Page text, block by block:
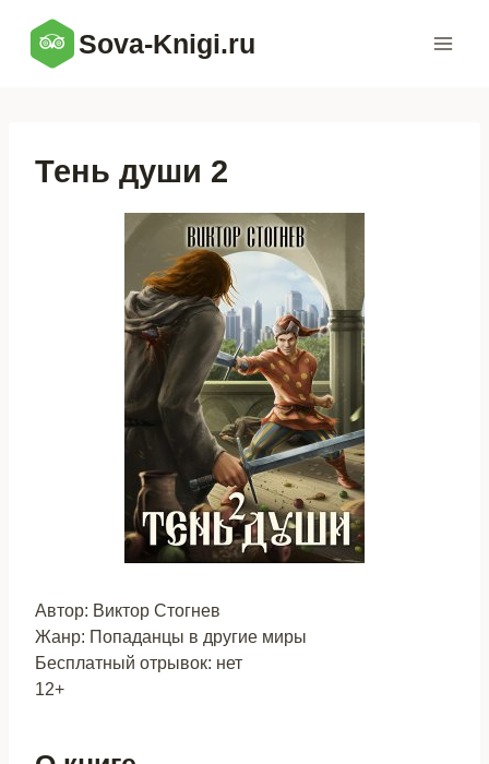
содержимому
Sova-Knigi.ru
Тень души 2
Автор: Виктор Стогнев
Жанр: Попаданцы в другие миры
Бесплатный отрывок: нет
12+